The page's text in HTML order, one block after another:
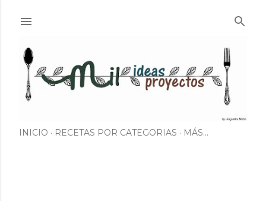
INICIO RECETAS POR CATEGORIAS MÁS…